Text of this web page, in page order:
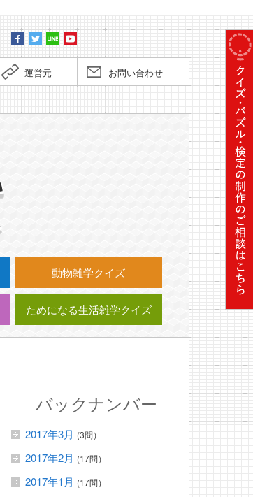
運営元 お問い合わせ
毎日
動物雑学クイズ
ためになる生活雑学クイズ
バックナンバー
2017年3月 (3問）
2017年2月 (17問）
2017年1月 (17問）